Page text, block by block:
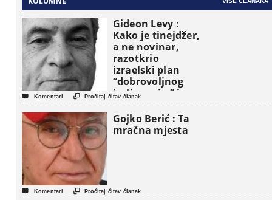
Gideon Levy :
Kako je tinejdžer,
a ne novinar,
razotkrio
izraelski plan
“dobrovoljnog
iseljavanja ” iz
Gaze
 Komentari  Pročitaj čitav članak
Gojko Berić : Ta
mračna mjesta
 Komentari  Pročitaj čitav članak